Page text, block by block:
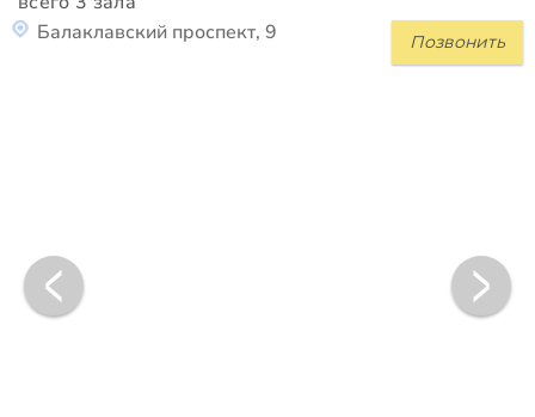
Позвонить
Балаклавский проспект, 9